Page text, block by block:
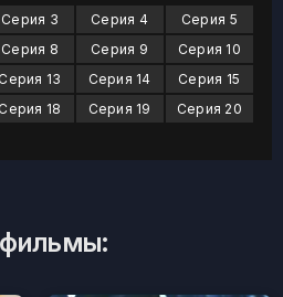
Серия 3 Серия 4
Серия 5
Серия 8 Серия 9
Серия 10
Серия 13 Серия 14
Серия 15
Серия 18 Серия 19
Серия 20